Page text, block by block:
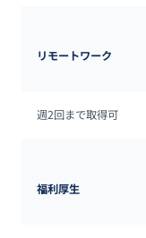
リモートワーク
週2回まで取得可
福利厚生